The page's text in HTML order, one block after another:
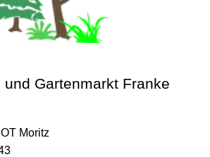
und Gartenmarkt Franke
Moritz